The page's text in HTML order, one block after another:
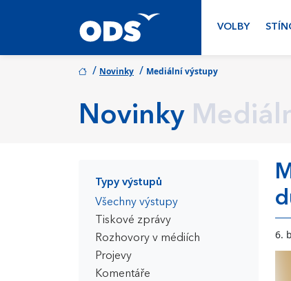
VOLBY
/ Novinky / Mediální výstupy
Novinky
Typy výstupů
Všechny výstupy
Tiskové zprávy
Rozhovory v médiích
Projevy
Komentáře
6.